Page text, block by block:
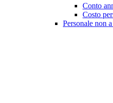
Conto
Costo
Personale non